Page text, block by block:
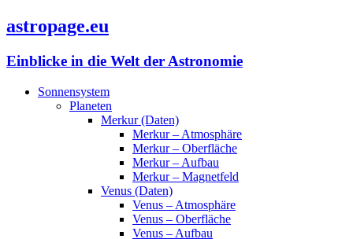
astropage.eu
Einblicke in die Welt der Astronomie
Sonnensystem
Planeten
Merkur (Daten)
Merkur – Atmosphäre
Merkur – Oberfläche
Merkur – Aufbau
Merkur – Magnetfeld
Venus (Daten)
Venus – Atmosphäre
Venus – Oberfläche
Venus – Aufbau